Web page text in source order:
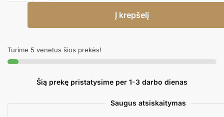
Girlianda
BIRTHDAY
GOLD
Į krepšelį
Turime 5 venetus šios prekės!
Šią prekę pristatysime per 1-3 darbo dienas
Saugus atsiskaitymas